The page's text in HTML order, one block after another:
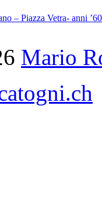
– Piazza Vetra- anni ’60
Mario